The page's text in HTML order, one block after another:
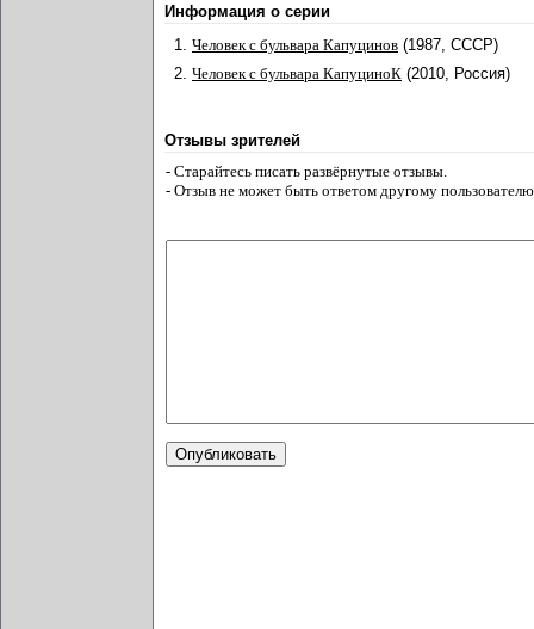
Информация о серии
1. Человек с бульвара Капуцинов (1987, СССР)
2. Человек с бульвара КапуциноК (2010, Россия)
Отзывы зрителей
- Старайтесь писать развёрнутые отзывы.
- Отзыв не может быть ответом другому